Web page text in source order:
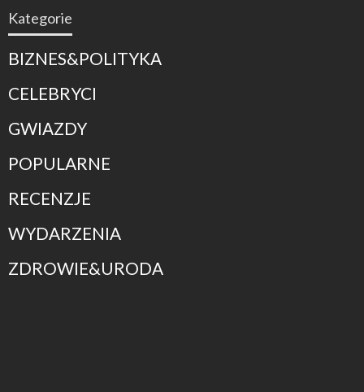
Kategorie
BIZNES&POLITYKA
CELEBRYCI
GWIAZDY
POPULARNE
RECENZJE
WYDARZENIA
ZDROWIE&URODA